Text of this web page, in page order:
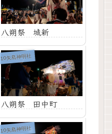
八朔祭 城新
10矢島神明社
八朔祭 田中町
10矢島神明社